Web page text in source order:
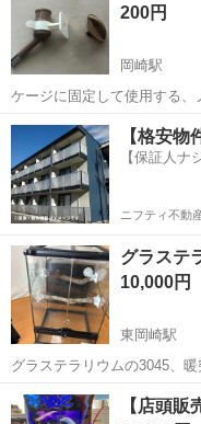
200円
岡崎駅
ケージに固定して使用する、ノ
ペット用給水器 - カラー: ブ
ツ付き 1年前半前に購入しま
ルに2日つ...
愛知 岡崎市 岡崎駅
【格安物
【保証人ナ
ニフティ不動
10,000円
東岡崎駅
グラステラリウムの3045、
す。 割れや掛けもありませ
愛知 岡崎市 東岡崎駅
【店頭